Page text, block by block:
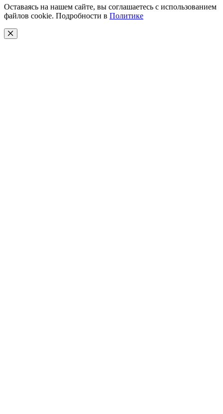
Оставаясь на нашем сайте, вы соглашаетесь с использованием
файлов cookie. Подробности в Политике